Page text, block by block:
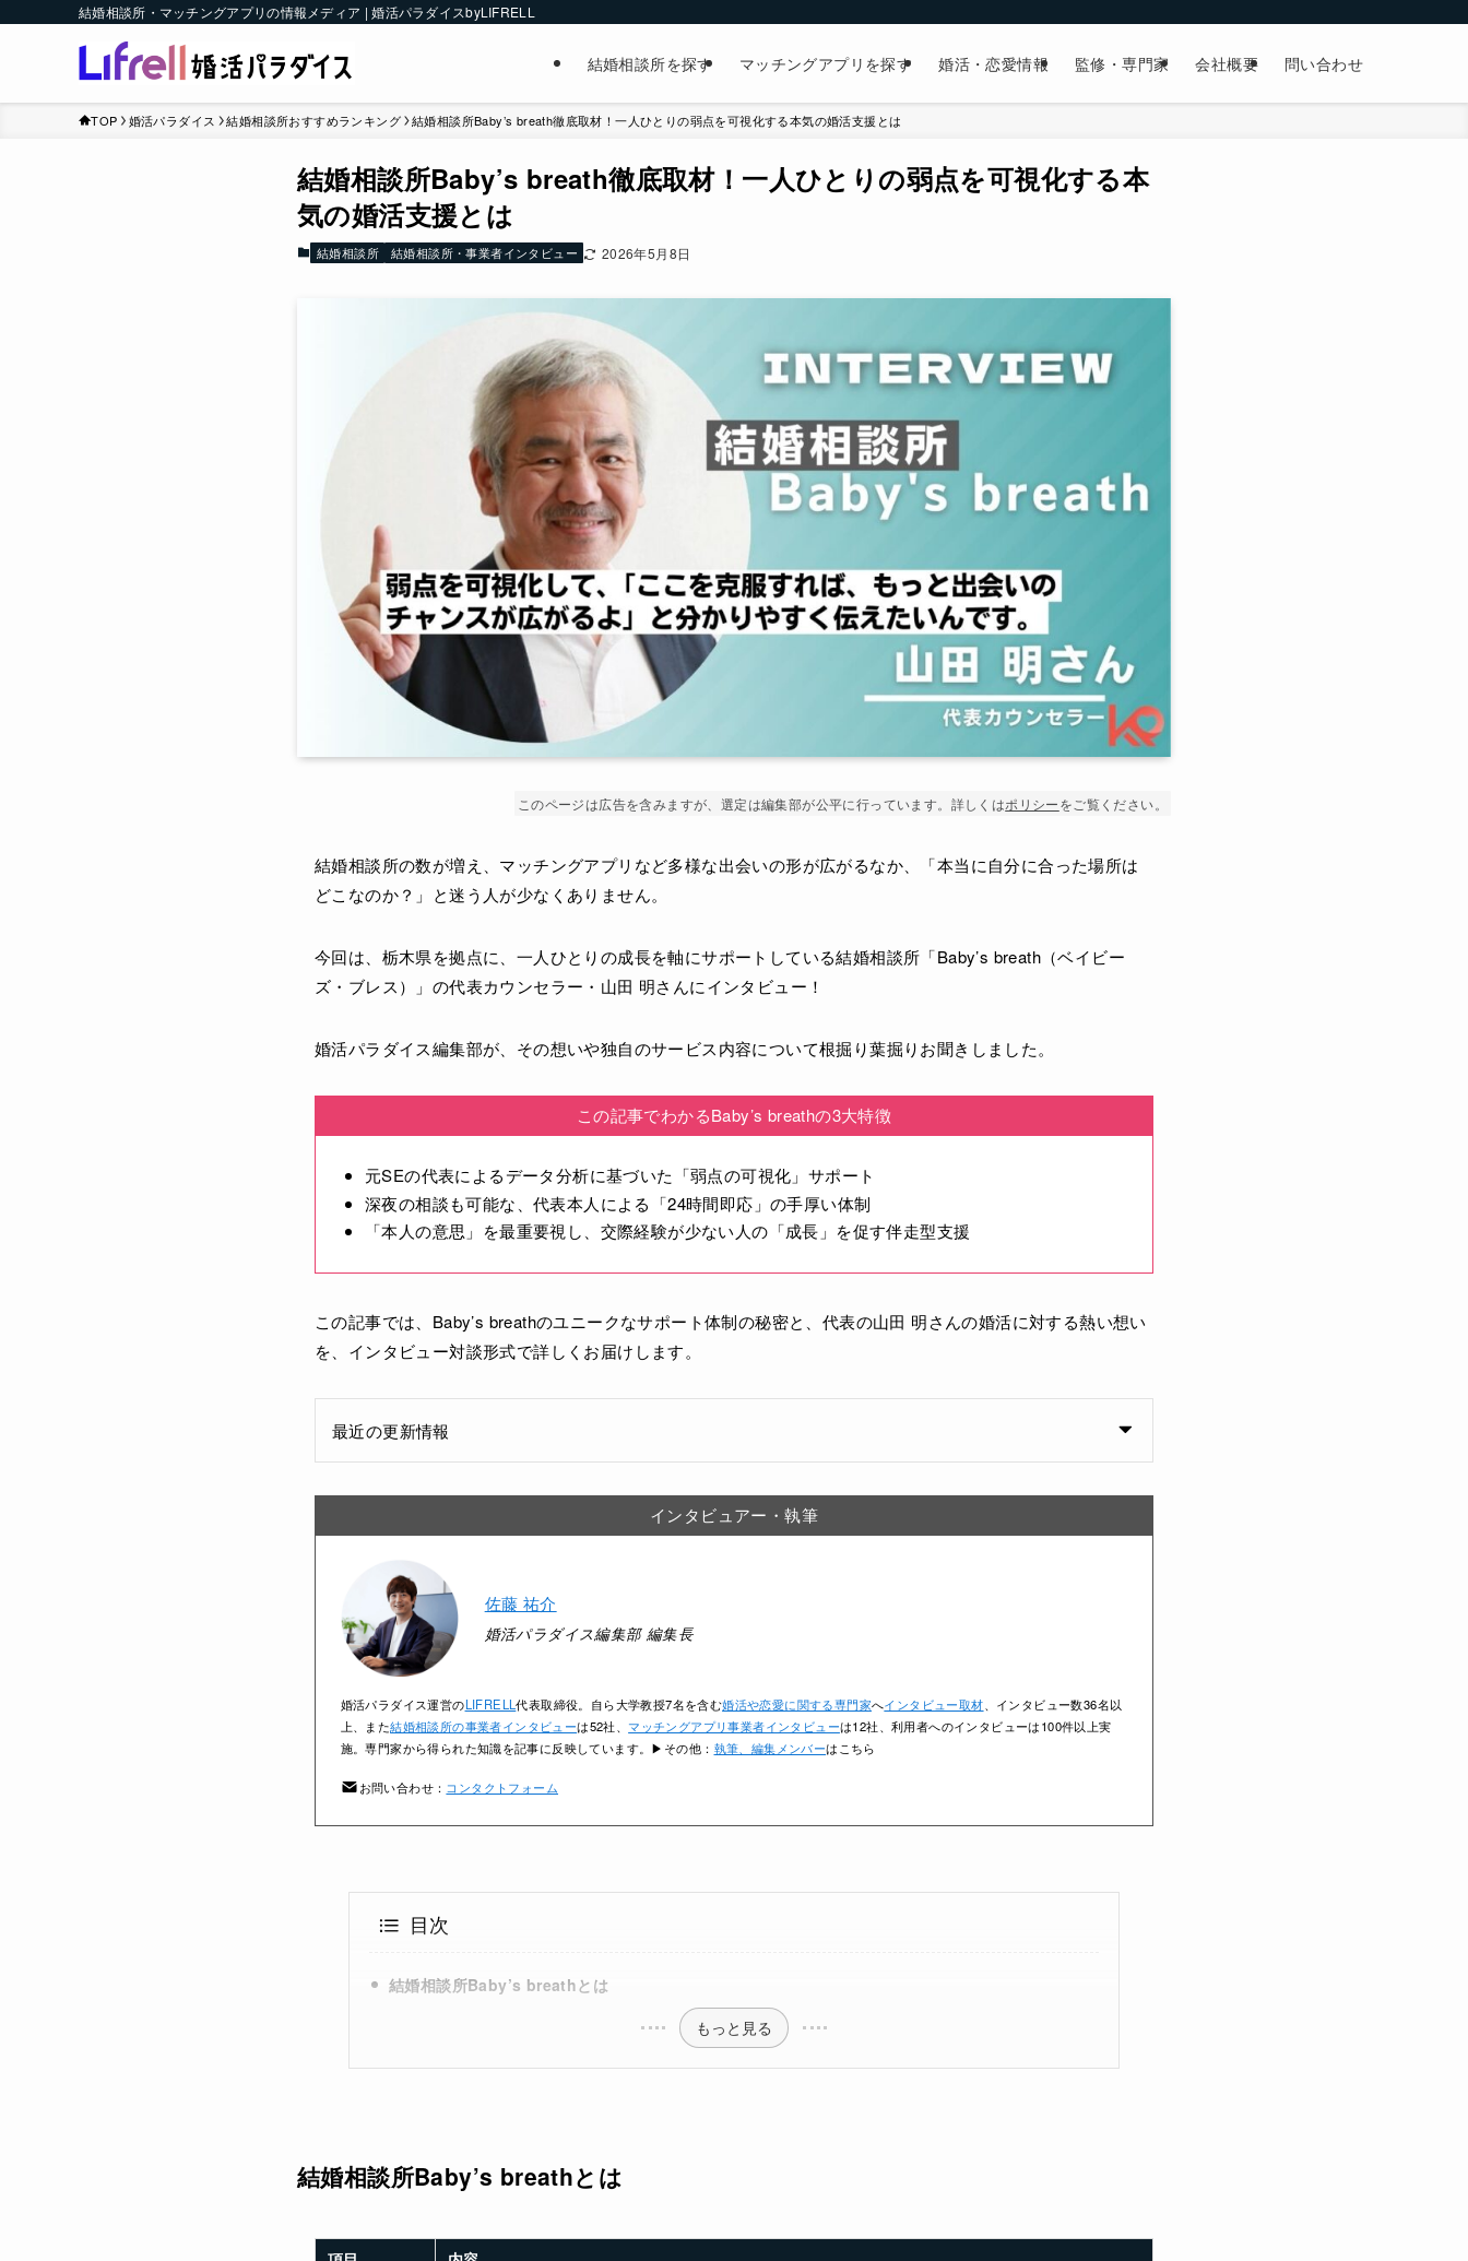
結婚相談所・マッチングアプリの情報メディア | 婚活パラダイスbyLIFRELL
結婚相談所を探す マッチングアプリを探す 婚活・恋愛情報 監修・専門家 会社概要 問い合わせ
TOP 婚活パラダイス 結婚相談所おすすめランキング 結婚相談所Baby’s breath徹底取材！一人ひとりの弱点を可視化する本気の婚活支援とは
結婚相談所Baby’s breath徹底取材！一人ひとりの弱点を可視化する本
気の婚活支援とは
結婚相談所 結婚相談所・事業者インタビュー 2026年5月8日
このページは広告を含みますが、選定は編集部が公平に行っています。詳しくはポリシーをご覧ください。
結婚相談所の数が増え、マッチングアプリなど多様な出会いの形が広がるなか、「本当に自分に合った場所は
どこなのか？」と迷う人が少なくありません。
今回は、栃木県を拠点に、一人ひとりの成長を軸にサポートしている結婚相談所「Baby’s breath（ベイビー
ズ・ブレス）」の代表カウンセラー・山田 明さんにインタビュー！
婚活パラダイス編集部が、その想いや独自のサービス内容について根掘り葉掘りお聞きしました。
この記事でわかるBaby’s breathの3大特徴
元SEの代表によるデータ分析に基づいた「弱点の可視化」サポート
深夜の相談も可能な、代表本人による「24時間即応」の手厚い体制
「本人の意思」を最重要視し、交際経験が少ない人の「成長」を促す伴走型支援
この記事では、Baby’s breathのユニークなサポート体制の秘密と、代表の山田 明さんの婚活に対する熱い想い
を、インタビュー対談形式で詳しくお届けします。
最近の更新情報
インタビュアー・執筆
佐藤 祐介
婚活パラダイス編集部 編集長
婚活パラダイス運営のLIFRELL代表取締役。自ら大学教授7名を含む婚活や恋愛に関する専門家へインタビュー取材 、インタビュー数36名以
上、また結婚相談所の事業者インタビューは52社、マッチングアプリ事業者インタビューは12社、利用者へのインタビューは100件以上実
施。専門家から得られた知識を記事に反映しています。▶その他： 執筆、編集メンバーはこちら
お問い合わせ： コンタクトフォーム
目次
結婚相談所Baby’s breathとは
もっと見る
結婚相談所Baby’s breathとは